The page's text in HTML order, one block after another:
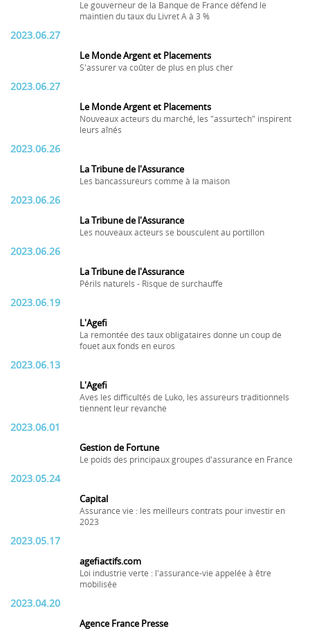
Le gouverneur de la Banque de France défend le
maintien du taux du Livret A à 3 %
2023.06.27
Le Monde Argent et Placements
S'assurer va coûter de plus en plus cher
2023.06.27
Le Monde Argent et Placements
Nouveaux acteurs du marché, les "assurtech" inspirent
leurs aînés
2023.06.26
La Tribune de l'Assurance
Les bancassureurs comme à la maison
2023.06.26
La Tribune de l'Assurance
Les nouveaux acteurs se bousculent au portillon
2023.06.26
La Tribune de l'Assurance
Périls naturels - Risque de surchauffe
2023.06.19
L'Agefi
La remontée des taux obligataires donne un coup de
fouet aux fonds en euros
2023.06.13
L'Agefi
Aves les difficultés de Luko, les assureurs traditionnels
tiennent leur revanche
2023.06.01
Gestion de Fortune
Le poids des principaux groupes d'assurance en France
2023.05.24
Capital
Assurance vie : les meilleurs contrats pour investir en
2023
2023.05.17
agefiactifs.com
Loi industrie verte : l'assurance-vie appelée à être
mobilisée
2023.04.20
Agence France Presse